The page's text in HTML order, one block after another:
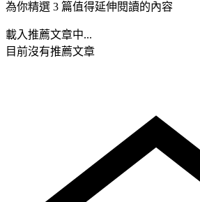
為你精選 3 篇值得延伸閱讀的內容
載入推薦文章中...
目前沒有推薦文章